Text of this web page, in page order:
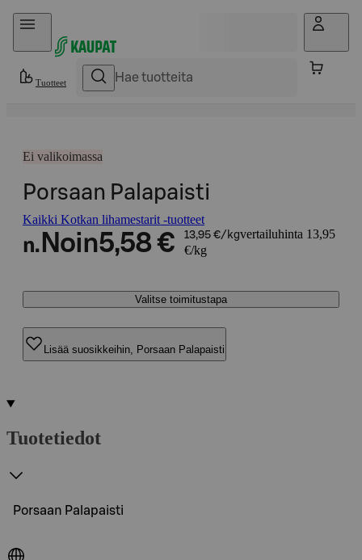
Hyppää sisältöön
Tuotteet
Ei valikoimassa
Porsaan Palapaisti
Kaikki Kotkan lihamestarit -tuotteet
n. Noin5,58 € 13,95 €/kgvertailuhinta 13,95
€/kg
Valitse toimitustapa
Lisää suosikkeihin, Porsaan Palapaisti
Tuotetiedot
Porsaan Palapaisti